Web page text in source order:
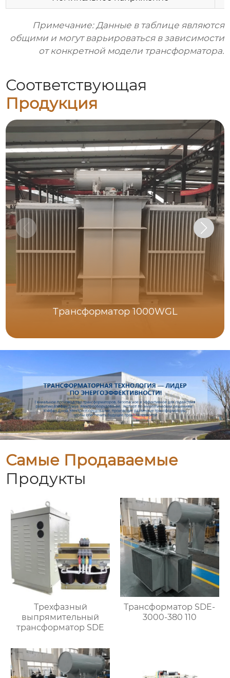
Примечание: Данные в таблице являются
общими и могут варьироваться в зависимости
от конкретной модели трансформатора.
Соответствующая
Продукция
Трансформатор 1000WGL
Самые Продаваемые
Продукты
Трехфазный
выпрямительный
трансформатор SDE
Трансформатор SDE-
3000-380 110